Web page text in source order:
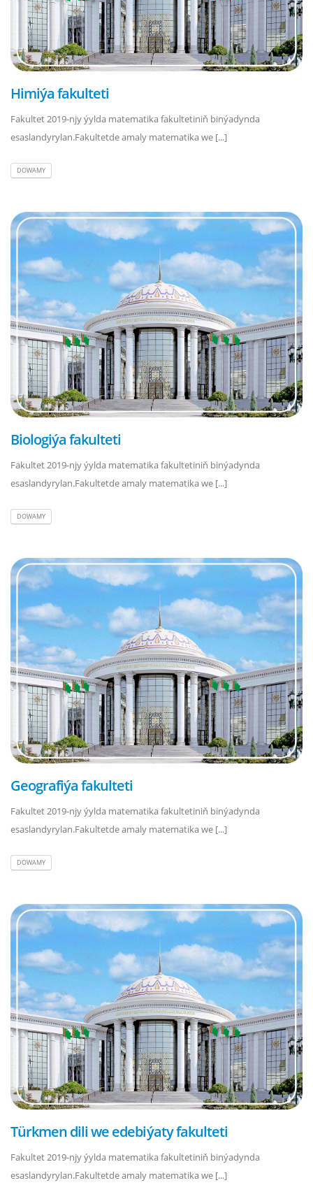
Himiýa fakulteti
Fakultet 2019-njy ýylda matematika fakultetiniň binýadynda
esaslandyrylan.Fakultetde amaly matematika we [...]
DOWAMY
Biologiýa fakulteti
Fakultet 2019-njy ýylda matematika fakultetiniň binýadynda
esaslandyrylan.Fakultetde amaly matematika we [...]
DOWAMY
Geografiýa fakulteti
Fakultet 2019-njy ýylda matematika fakultetiniň binýadynda
esaslandyrylan.Fakultetde amaly matematika we [...]
DOWAMY
Türkmen dili we edebiýaty fakulteti
Fakultet 2019-njy ýylda matematika fakultetiniň binýadynda
esaslandyrylan.Fakultetde amaly matematika we [...]